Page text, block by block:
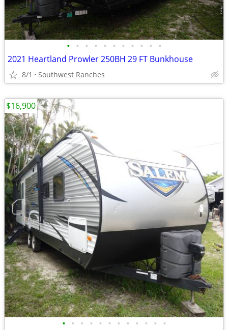
• • • • • • • • • • •
2021 Heartland Prowler 250BH 29 FT Bunkhouse
8/1 Southwest Ranches
• • • • • • • • • • • •
$16,900